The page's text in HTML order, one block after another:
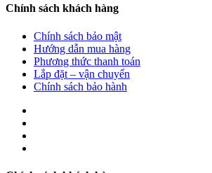
Chính sách khách hàng
Chính sách bảo mật
Hướng dẫn mua hàng
Phương thức thanh toán
Lắp đặt – vận chuyển
Chính sách bảo hành